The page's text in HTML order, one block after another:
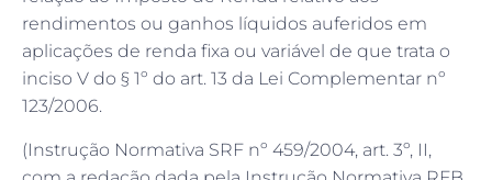
rendimentos ou ganhos líquidos auferidos em
aplicações de renda fixa ou variável de que trata o
inciso V do § 1º do art. 13 da Lei Complementar nº
123/2006.
(Instrução Normativa SRF nº 459/2004, art. 3º, II,
com a redação dada pela Instrução Normativa RFB